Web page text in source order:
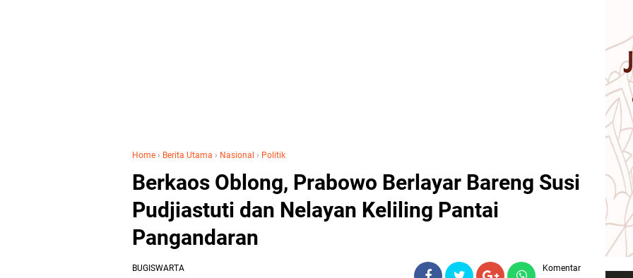
Home › Berita Utama › Nasional › Politik
Berkaos Oblong, Prabowo Berlayar Bareng Susi
Pudjiastuti dan Nelayan Keliling Pantai
Pangandaran
BUGISWARTA Komentar